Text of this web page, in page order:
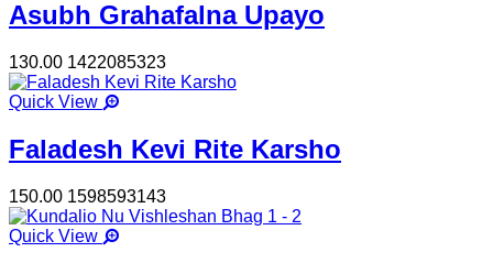
Asubh Grahafalna Upayo
130.00 1422085323
Quick View
Faladesh Kevi Rite Karsho
150.00 1598593143
Quick View